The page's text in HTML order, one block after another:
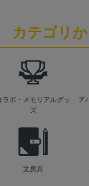
カテゴリ
ラボ・メモリアルグッ
ズ
ア
文房具